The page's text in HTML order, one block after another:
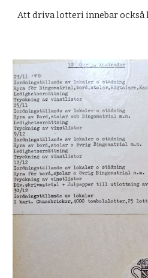
Att driva lotteri innebar också